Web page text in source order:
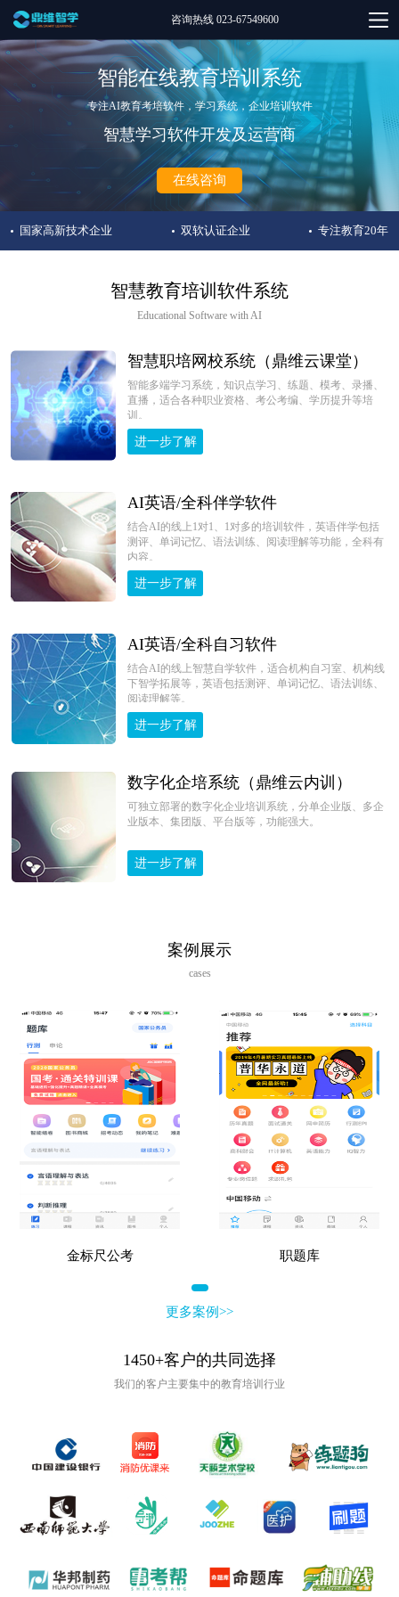
咨询热线 023-67549600
智能在线教育培训系统
专注AI教育考培软件，学习系统，企业培训软件
智慧学习软件开发及运营商
在线咨询
国家高新技术企业 双软认证企业 专注教育20年
智慧教育培训软件系统
Educational Software with AI
智慧职培网校系统（鼎维云课堂）
智能多端学习系统，知识点学习、练题、模考、录播、
直播，适合各种职业资格、考公考编、学历提升等培
训。
进一步了解
AI英语/全科伴学软件
结合AI的线上1对1、1对多的培训软件，英语伴学包括
测评、单词记忆、语法训练、阅读理解等功能，全科有
内容。
进一步了解
AI英语/全科自习软件
结合AI的线上智慧自学软件，适合机构自习室、机构线
下智学拓展等，英语包括测评、单词记忆、语法训练、
阅读理解等。
进一步了解
数字化企培系统（鼎维云内训）
可独立部署的数字化企业培训系统，分单企业版、多企
业版本、集团版、平台版等，功能强大。
进一步了解
案例展示
cases
金标尺公考 职题库
更多案例>>
1450+客户的共同选择
我们的客户主要集中的教育培训行业